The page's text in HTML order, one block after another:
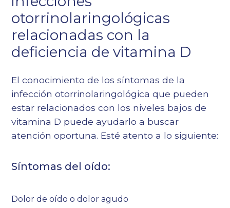
otorrinolaringológicas
relacionadas con la
deficiencia de vitamina D
El conocimiento de los síntomas de la
infección otorrinolaringológica que pueden
estar relacionados con los niveles bajos de
vitamina D puede ayudarlo a buscar
atención oportuna. Esté atento a lo siguiente:
Síntomas del oído:
Dolor de oído o dolor agudo